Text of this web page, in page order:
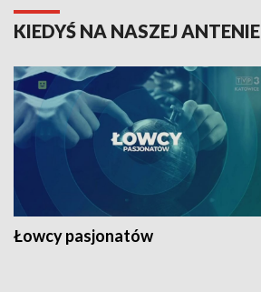
KIEDYŚ NA NASZEJ ANTENIE
Łowcy pasjonatów